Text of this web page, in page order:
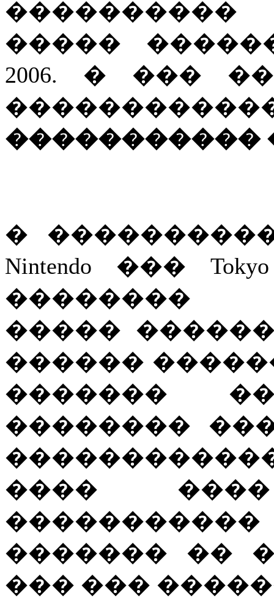
�����
2006. � ���
�����������
�
Nintendo ���
��������
�����
������
�������
��������
����
������� ��
��� ���